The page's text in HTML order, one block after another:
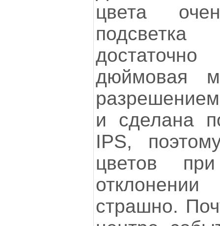
цвета
дюймовая
и сделана
IPS,
цветов при
страшно.